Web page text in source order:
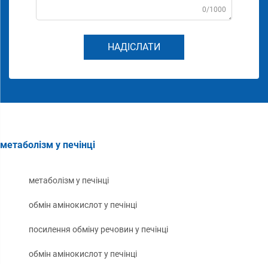
0/1000
НАДІСЛАТИ
метаболізм у печінці
метаболізм у печінці
обмін амінокислот у печінці
посилення обміну речовин у печінці
обмін амінокислот у печінці